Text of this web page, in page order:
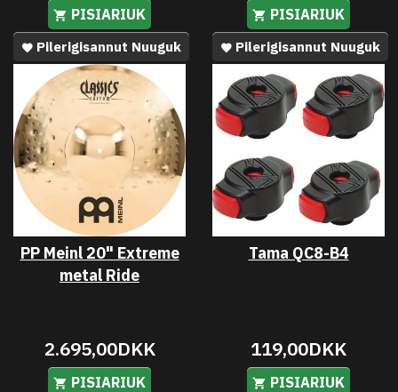
PISIARIUK
Pilerigisannut Nuuguk
PISIARIUK
Pilerigisannut Nuuguk
PP Meinl 20" Extreme
metal Ride
2.695,00DKK
PISIARIUK
Tama QC8-B4
119,00DKK
PISIARIUK